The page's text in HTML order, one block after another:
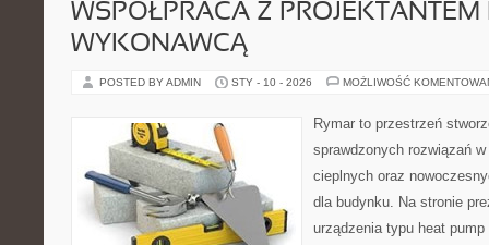
WSPÓŁPRACA Z PROJEKTANTEM
WYKONAWCĄ
POSTED BY ADMIN STY - 10 - 2026 MOŻLIWOŚĆ
Rymar to przestrzeń
sprawdzonych rozwiązań
cieplnych oraz
dla budynku. Na stronie
urządzenia typu heat